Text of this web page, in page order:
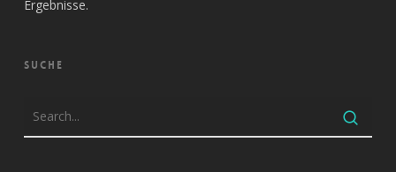
Ergebnisse.
SUCHE